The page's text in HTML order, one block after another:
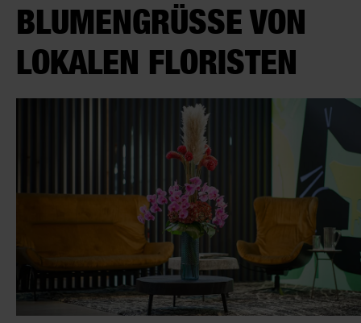
BLUMENGRÜSSE VON L
OKALEN FLORISTEN